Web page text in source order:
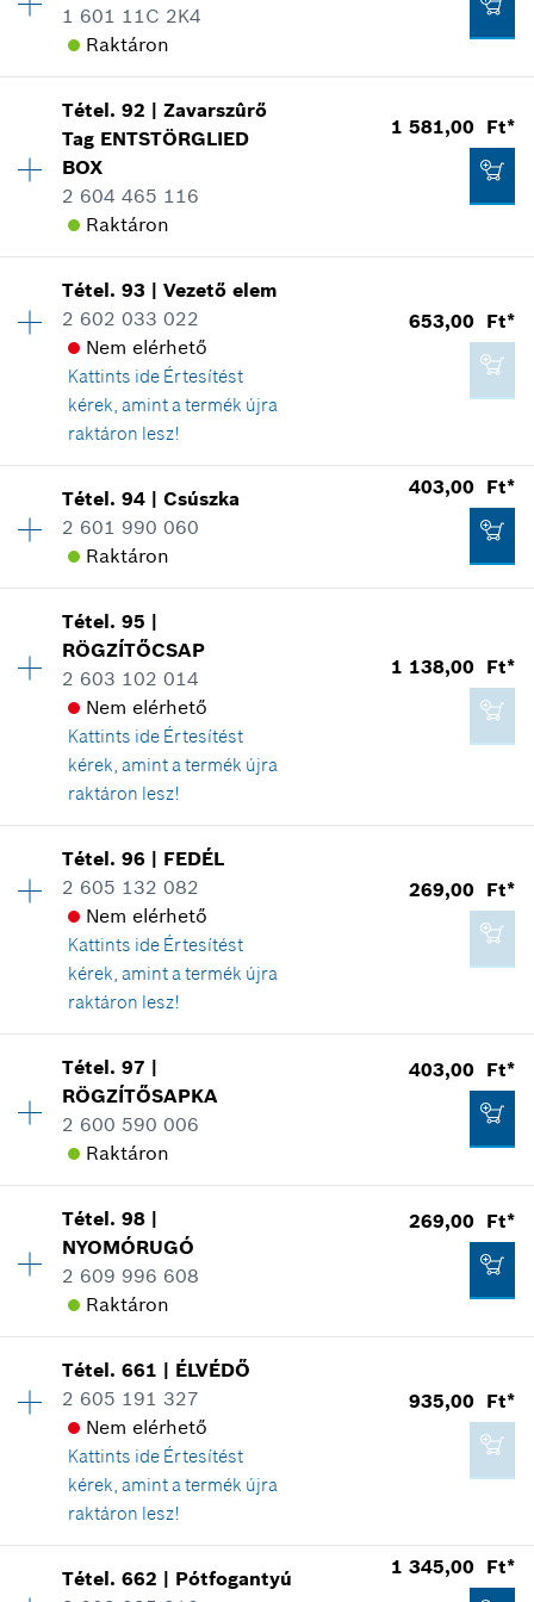
269,00 Ft*
A feltüntetett árak ajánlott bruttó
kiskereskedelmi árak
Tartalék alkatrész információ
Hol kerül használatra
Az ábrán látható
653,00 Ft*
kiskereskedelmi árak
Kosárba teszem
1 601 11C 2K4
Raktáron
Elérhetőség 1
Árcsoport :13
Hol kerül használatra
Az ábrán látható
653,00 Ft*
*A feltüntetett árak ajánlott bruttó
Tétel.92 |Zavarszûrő
Tag ENTSTÖRGLIED
BOX
2 604 465 116
Raktáron
1 581,00 Ft*
Elérhetőség 2
Árcsoport :18
Tartalék alkatrész információ
Hol kerül használatra
Az ábrán látható
1 581,00 Ft*
kiskereskedelmi árak
Tétel.93 |Vezető elem
2 602 033 022
Nem elérhető
Kattints ide Értesítést
kérek, amint a termék újra
raktáron lesz!
653,00 Ft*
Elérhetőség 1
Árcsoport :13
Tartalék alkatrész információ
Hol kerül használatra
Az ábrán látható
653,00 Ft*
Tétel.94 |Csúszka
2 601 990 060
Raktáron
403,00 Ft*
Elérhetőség
Árcsoport:11
Tartalék alkatrész információ
Hol kerül használatra
Az ábrán látható
403,00 Ft*
*A feltüntetett árak ajánlott bruttó
kiskereskedelmi árak
Kosárba teszem
Tétel.95 |
RÖGZÍTŐCSAP
2 603 102 014
Nem elérhető
Kattints ide Értesítést
kérek, amint a termék újra
raktáron lesz!
1 138,00 Ft*
Árcsoport :16
Tartalék alkatrész információ
Hol kerül használatra
Az ábrán látható
1 138,00 Ft*
*A feltüntetett árak ajánlott bruttó
Tétel.96 | FEDÉL
2 605 132 082
Nem elérhető
Kattints ide Értesítést
kérek, amint a termék újra
raktáron lesz!
269,00 Ft*
Árcsoport
Tartalék alkatrész információ
Hol kerül használatra
269,00 Ft*
A feltüntetett árak ajánlott bruttó
kiskereskedelmi árak
Kosárba teszem
Tétel.97 |
RÖGZÍTŐSAPKA
2 600 590 006
Raktáron
403,00 Ft*
Elérhetőség
Árcsoport:11
Tartalék alkatrész információ
Hol kerül használatra
Az ábrán látható
403,00 Ft*
Tétel.98 |
NYOMÓRUGÓ
2 609 996 608
Raktáron
269,00 Ft*
Elérhetőség 1
Árcsoport :10
Tartalék alkatrész információ
Hol kerül használatra
Az ábrán látható
Tétel.661 | ÉLVÉDŐ
2 605 191 327
Nem elérhető
Kattints ide Értesítést
kérek, amint a termék újra
raktáron lesz!
935,00 Ft*
Árcsoport : 15
Tétel.662 | Pótfogantyú
1 345,00 Ft*